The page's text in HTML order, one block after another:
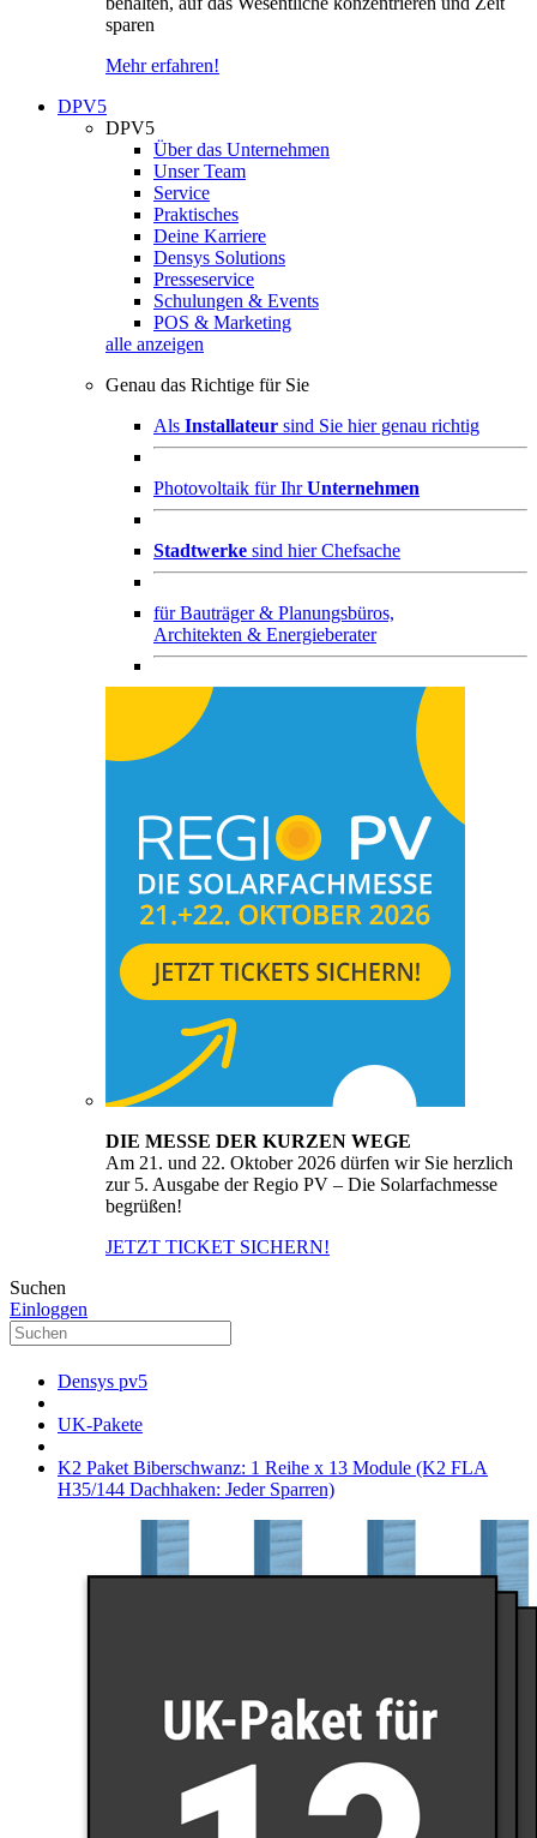
sparen
Mehr erfahren!
DPV5
DPV5
Über das Unternehmen
Unser Team
Service
Praktisches
Deine Karriere
Densys Solutions
Presseservice
Schulungen & Events
POS & Marketing
alle anzeigen
Genau das Richtige für Sie
Als Installateur sind Sie hier genau richtig
Photovoltaik für IhrUnternehmen
Stadtwerke sind hier Chefsache
fürBauträger & Planungsbüros,
Architekten & Energieberater
DIE MESSE DER KURZEN WEGE
Am 21. und 22. Oktober 2026 dürfen wir Sie herzlich
zur 5. Ausgabe der Regio PV – Die Solarfachmesse
begrüßen!
JETZT TICKET SICHERN!
Suchen
Einloggen
Densys pv5
UK-Pakete
K2 Paket Biberschwanz: 1 Reihe x 13 Module (K2 FLA
H35/144 Dachhaken: Jeder Sparren)